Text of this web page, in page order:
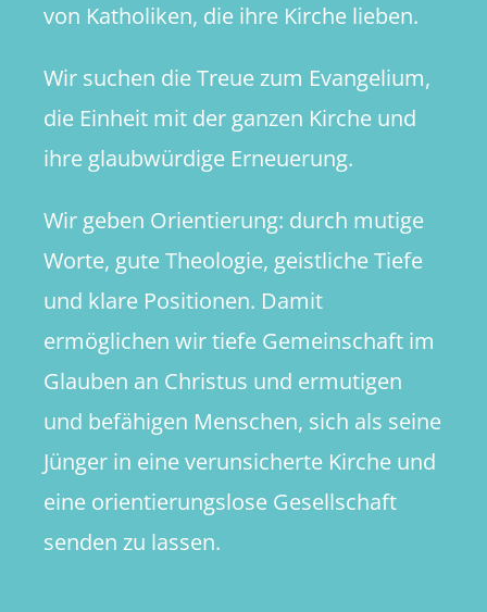
von Katholiken, die ihre Kirche lieben.
Wir suchen die Treue zum Evangelium,
die Einheit mit der ganzen Kirche und
ihre glaubwürdige Erneuerung.
Wir geben Orientierung: durch mutige
Worte, gute Theologie, geistliche Tiefe
und klare Positionen. Damit
ermöglichen wir tiefe Gemeinschaft im
Glauben an Christus und ermutigen
und befähigen Menschen, sich als seine
Jünger in eine verunsicherte Kirche und
eine orientierungslose Gesellschaft
senden zu lassen.